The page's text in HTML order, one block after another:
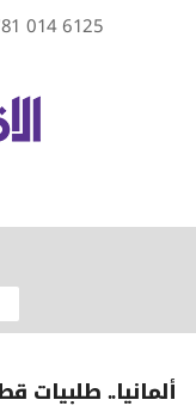
014 6125
ألمانيا.. طلبيات